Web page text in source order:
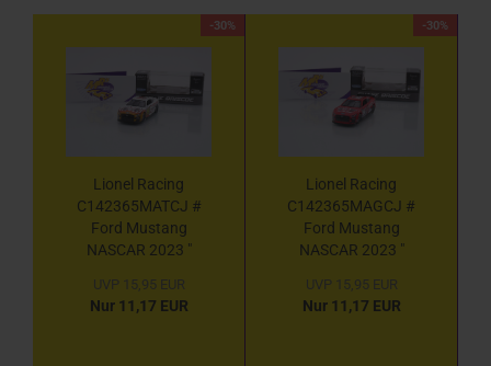
-30%
Lionel Racing
C142365MATCJ #
Ford Mustang
NASCAR 2023 "
Mahindra Tractors
Throwback " 1:64
UVP 15,95 EUR
Nur 11,17 EUR
-30%
Lionel Racing
C142365MAGCJ #
Ford Mustang
NASCAR 2023 "
Mahindra Tractors
"Old Goat" " 1:64
UVP 15,95 EUR
Nur 11,17 EUR